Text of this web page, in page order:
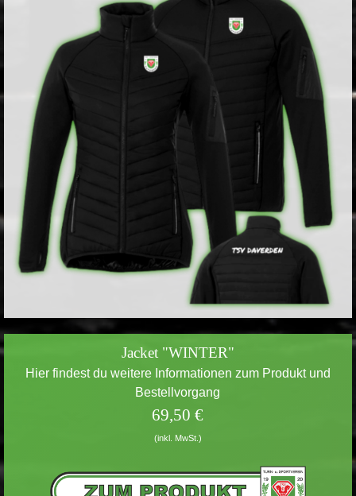
Jacket "WINTER"
Hier findest du weitere Informationen zum Produkt und
Bestellvorgang
69,50 €
(inkl. MwSt.)